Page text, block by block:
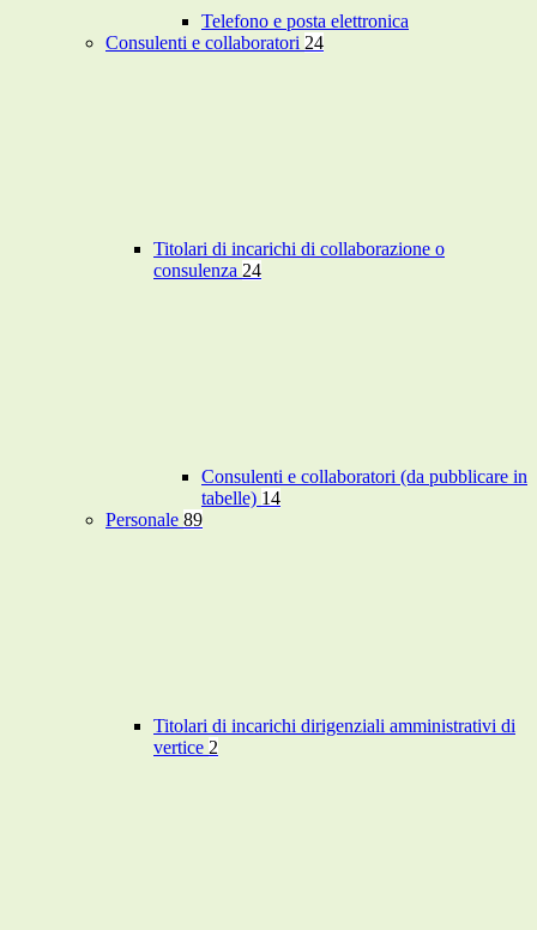
Telefono e posta elettronica
Consulenti e collaboratori 24
Titolari di incarichi di collaborazione o
consulenza 24
Consulenti e collaboratori (da pubblicare in
tabelle) 14
Personale 89
Titolari di incarichi dirigenziali amministrativi di
vertice 2